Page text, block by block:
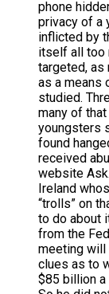
phone
privacy of a
inflicted by
itself all too
targeted, as
as a means
studied.
many of
youngsters
found
received
website
Ireland
“trolls” on
to do about
from the
meeting will
clues as to
$85 billion a